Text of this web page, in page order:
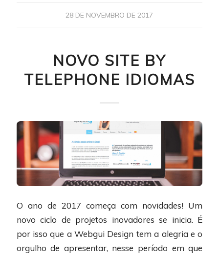
28 DE NOVEMBRO DE 2017
NOVO SITE BY
TELEPHONE IDIOMAS
O ano de 2017 começa com novidades! Um
novo ciclo de projetos inovadores se inicia. É
por isso que a Webgui Design tem a alegria e o
orgulho de apresentar, nesse período em que